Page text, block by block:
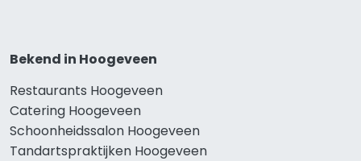
Bekend in Hoogeveen
Restaurants Hoogeveen
Catering Hoogeveen
Schoonheidssalon Hoogeveen
Tandartspraktijken Hoogeveen